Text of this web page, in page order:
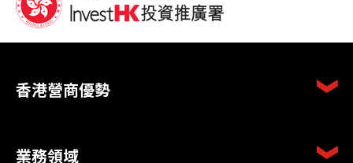
香港營商優勢
業務領域